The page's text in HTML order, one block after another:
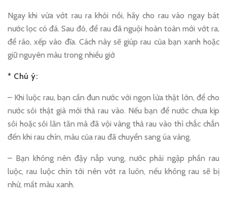
Ngay khi vừa vớt rau ra khỏi nồi, hãy cho rau vào ngay bát
nước lọc có đá. Sau đó, để rau đã nguội hoàn toàn mới vớt ra,
để ráo, xếp vào đĩa. Cách này sẽ giúp rau của bạn xanh hoặc
giữ nguyên màu trong nhiều giờ
* Chú ý:
– Khi luộc rau, bạn cần đun nước với ngọn lửa thật lớn, để cho
nước sôi thật già mới thả rau vào. Nếu bạn để nước chưa kịp
sôi hoặc sôi lăn tăn mà đã vội vàng thả rau vào thì chắc chắn
đến khi rau chín, màu của rau đã chuyển sang úa vàng.
– Bạn không nên đậy nắp vung, nước phải ngập phần rau
luộc, rau luộc chín tới nên vớt ra luôn, nếu không rau sẽ bị
nhừ, mất màu xanh.